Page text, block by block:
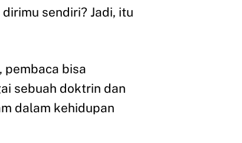
sendiri? Jadi, itu
pembaca bisa
sebuah doktrin dan
dalam kehidupan